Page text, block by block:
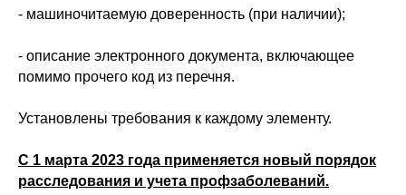
- машиночитаемую доверенность (при наличии);
- описание электронного документа, включающее
помимо прочего код из перечня.
Установлены требования к каждому элементу.
С 1 марта 2023 года применяется новый порядок
расследования и учета профзаболеваний.